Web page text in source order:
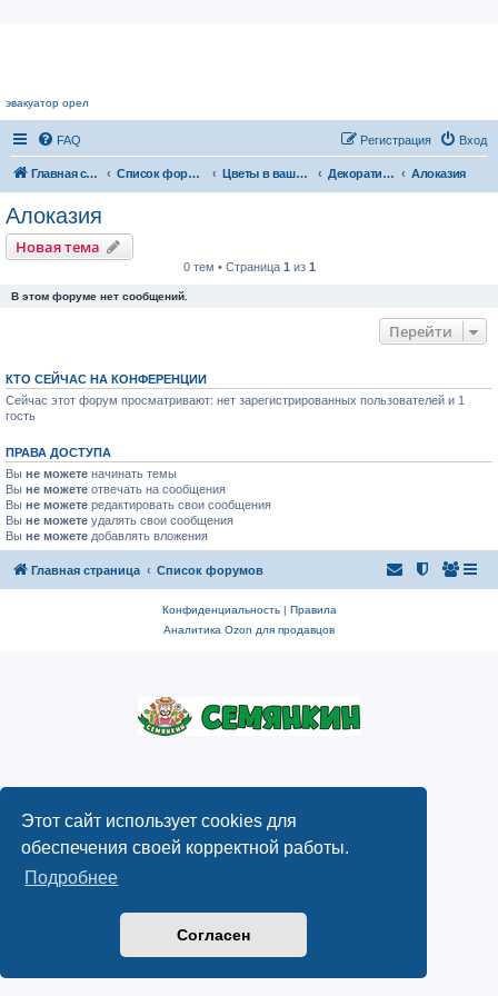
Этот сайт использует cookies для
обеспечения своей корректной работы.
Подробнее
Согласен
эвакуатор орел
FAQ Вход
Регистрация
Главная страница Список форумов Цветы в вашем доме Декоративнолиственные растения Алоказия
Алоказия
Новая тема
0 тем • Страница 1 из 1
В этом форуме нет сообщений.
Перейти
КТО СЕЙЧАС НА КОНФЕРЕНЦИИ
Сейчас этот форум просматривают: нет зарегистрированных пользователей и 1
гость
ПРАВА ДОСТУПА
Вы не можете начинать темы
Вы не можете отвечать на сообщения
Вы не можете редактировать свои сообщения
Вы не можете удалять свои сообщения
Вы не можете добавлять вложения
Главная страница Список форумов
Конфиденциальность| Правила
Аналитика Ozon для продавцов